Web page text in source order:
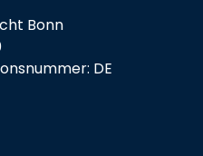
Bonn
DE